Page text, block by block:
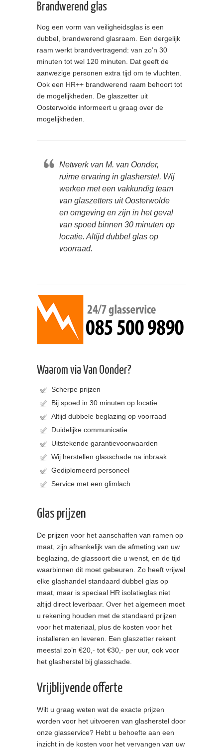
Brandwerend glas
Nog een vorm van veiligheidsglas is een
dubbel, brandwerend glasraam. Een dergelijk
raam werkt brandvertragend: van zo’n 30
minuten tot wel 120 minuten. Dat geeft de
aanwezige personen extra tijd om te vluchten.
Ook een HR++ brandwerend raam behoort tot
de mogelijkheden. De glaszetter uit
Oosterwolde informeert u graag over de
mogelijkheden.
Netwerk van M. van Oonder,
ruime ervaring in glasherstel. Wij
werken met een vakkundig team
van glaszetters uit Oosterwolde
en omgeving en zijn in het geval
van spoed binnen 30 minuten op
locatie. Altijd dubbel glas op
voorraad.
Waarom via Van Oonder?
Scherpe prijzen
Bij spoed in 30 minuten op locatie
Altijd dubbele beglazing op voorraad
Duidelijke communicatie
Uitstekende garantievoorwaarden
Wij herstellen glasschade na inbraak
Gediplomeerd personeel
Service met een glimlach
Glas prijzen
De prijzen voor het aanschaffen van ramen op
maat, zijn afhankelijk van de afmeting van uw
beglazing, de glassoort die u wenst, en de tijd
waarbinnen dit moet gebeuren. Zo heeft vrijwel
elke glashandel standaard dubbel glas op
maat, maar is speciaal HR isolatieglas niet
altijd direct leverbaar. Over het algemeen moet
u rekening houden met de standaard prijzen
voor het materiaal, plus de kosten voor het
installeren en leveren. Een glaszetter rekent
meestal zo’n €20,- tot €30,- per uur, ook voor
het glasherstel bij glasschade.
Vrijblijvende offerte
Wilt u graag weten wat de exacte prijzen
worden voor het uitvoeren van glasherstel door
onze glasservice? Hebt u behoefte aan een
inzicht in de kosten voor het vervangen van uw